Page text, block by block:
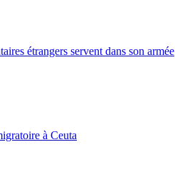
étrangers servent dans son armée
à Ceuta